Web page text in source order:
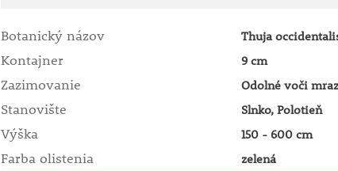
Botanický názov Thuja
Kontajner 9 cm
Zazimovanie Odolné voči
Stanovište Slnko, Polotieň
Výška 150 - 600 cm
Farba olistenia zelená